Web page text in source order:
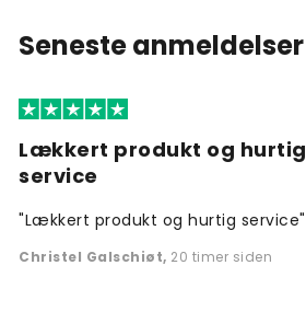
Seneste anmeldelser
Lækkert produkt og hurtig
service
"Lækkert produkt og hurtig service"
Christel Galschiøt, 20 timer siden